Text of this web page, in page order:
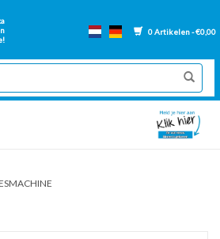
0 Artikelen - €0,00